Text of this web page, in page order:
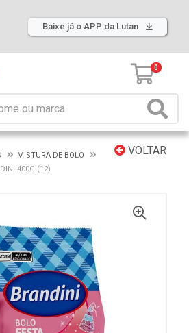
Baixe já o APP da Lutan
0
VOLTAR
MISTURA DE BOLO
400G (12)